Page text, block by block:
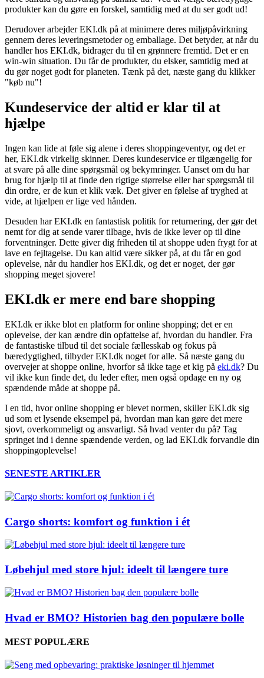
produkter kan du gøre en forskel, samtidig med at du ser godt ud!
Derudover arbejder EKI.dk på at minimere deres miljøpåvirkning
gennem deres leveringsmetoder og emballage. Det betyder, at når du
handler hos EKI.dk, bidrager du til en grønnere fremtid. Det er en
win-win situation. Du får de produkter, du elsker, samtidig med at
du gør noget godt for planeten. Tænk på det, næste gang du klikker
"køb nu"!
Kundeservice der altid er klar til at
hjælpe
Ingen kan lide at føle sig alene i deres shoppingeventyr, og det er
her, EKI.dk virkelig skinner. Deres kundeservice er tilgængelig for
at svare på alle dine spørgsmål og bekymringer. Uanset om du har
brug for hjælp til at finde den rigtige størrelse eller har spørgsmål til
din ordre, er de kun et klik væk. Det giver en følelse af tryghed at
vide, at hjælpen er lige ved hånden.
Desuden har EKI.dk en fantastisk politik for returnering, der gør det
nemt for dig at sende varer tilbage, hvis de ikke lever op til dine
forventninger. Dette giver dig friheden til at shoppe uden frygt for at
lave en fejltagelse. Du kan altid være sikker på, at du får en god
oplevelse, når du handler hos EKI.dk, og det er noget, der gør
shopping meget sjovere!
EKI.dk er mere end bare shopping
EKI.dk er ikke blot en platform for online shopping; det er en
oplevelse, der kan ændre din opfattelse af, hvordan du handler. Fra
de fantastiske tilbud til det sociale fællesskab og fokus på
bæredygtighed, tilbyder EKI.dk noget for alle. Så næste gang du
overvejer at shoppe online, hvorfor så ikke tage et kig på eki.dk? Du
vil ikke kun finde det, du leder efter, men også opdage en ny og
spændende måde at shoppe på.
I en tid, hvor online shopping er blevet normen, skiller EKI.dk sig
ud som et lysende eksempel på, hvordan man kan gøre det mere
sjovt, overkommeligt og ansvarligt. Så hvad venter du på? Tag
springet ind i denne spændende verden, og lad EKI.dk forvandle din
shoppingoplevelse!
SENESTE ARTIKLER
Cargo shorts: komfort og funktion i ét
Løbehjul med store hjul: ideelt til længere ture
Hvad er BMO? Historien bag den populære bolle
MEST POPULÆRE